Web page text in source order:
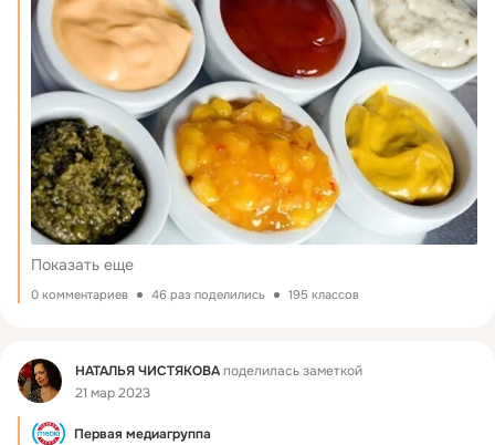
Показать еще
0 комментариев 46 раз поделились 195 классов
Фид НАТАЛЬЯ ЧИСТЯКОВАподелилась заметкой
21 мар 2023
Первая медиагруппа